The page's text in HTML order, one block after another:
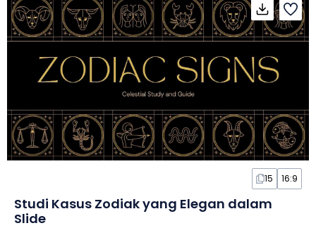
15 16:9
Studi Kasus Zodiak yang Elegan dalam
Slide